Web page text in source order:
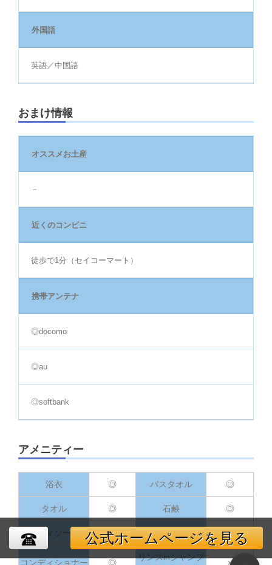
外国語
英語／中国語
おまけ情報
オススメお土産
－
近くのコンビニ
徒歩で1分（セイコーマート）
携帯アンテナ
◎docomo
◎au
◎softbank
アメニティー
浴衣 ◎ バスタオル ◎
タオル ◎ 石鹸 ◎
ボディソープ ◎ シャンプー ◎
コンディショナー ◎
リンスinシャンプ
×
公式ホームページを見る